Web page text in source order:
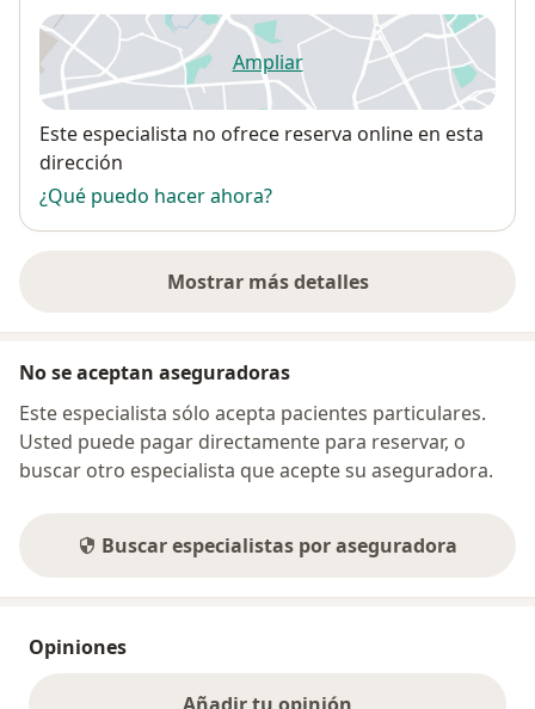
Ampliarse abre en una nueva
Disponibilidad
Este especialista no ofrece reserva online en esta
dirección
¿Qué puedo hacer ahora?
Mostrar más detalles
sobre la dirección
No se aceptan aseguradoras
Este especialista sólo acepta pacientes particulares.
Usted puede pagar directamente para reservar, o
buscar otro especialista que acepte su aseguradora.
Buscar especialistas por aseguradora
Opiniones